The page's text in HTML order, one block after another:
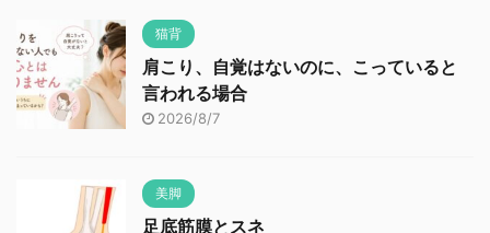
猫背
肩こり、自覚はないのに、こっていると
言われる場合
2026/8/7
美脚
足底筋膜とスネ